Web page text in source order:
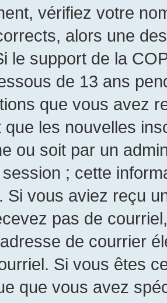
vérifiez votre
alors une
le support de la
de 13 ans
que vous avez
que les nouvelles
ou soit par un
; cette
Si vous aviez reçu
pas de
de courrier
Si vous êtes
que vous avez